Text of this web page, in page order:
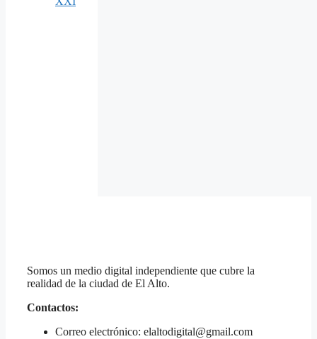
Somos un medio digital independiente que cubre la
realidad de la ciudad de El Alto.
Contactos:
Correo electrónico: elaltodigital@gmail.com